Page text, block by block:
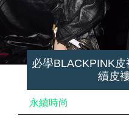
必學BLACKPINK
續皮
永續時尚